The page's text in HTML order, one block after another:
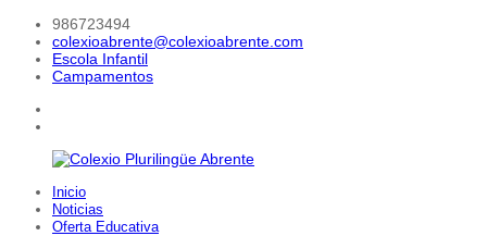
Saltar
contenido
986723494
colexioabrente@colexioabrente.com
Escola Infantil
Campamentos
Colexio
Plurilingüe
Inicio
Noticias
Oferta Educativa